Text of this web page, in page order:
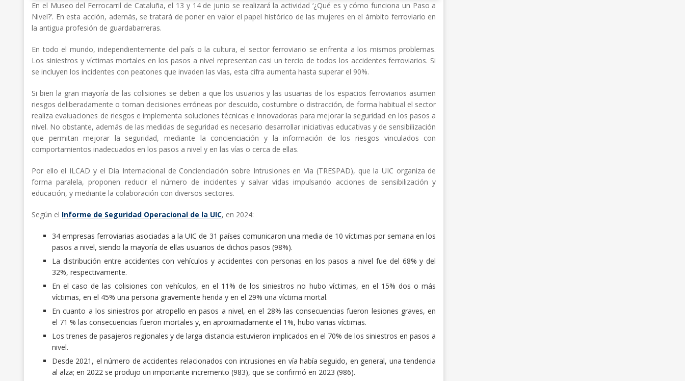
En el Museo del Ferrocarril de Cataluña, el 13 y 14 de junio se realizará la actividad ‘¿Qué es y cómo funciona un Paso a
Nivel?’. En esta acción, además, se tratará de poner en valor el papel histórico de las mujeres en el ámbito ferroviario en
la antigua profesión de guardabarreras.
En todo el mundo, independientemente del país o la cultura, el sector ferroviario se enfrenta a los mismos problemas.
Los siniestros y víctimas mortales en los pasos a nivel representan casi un tercio de todos los accidentes ferroviarios. Si
se incluyen los incidentes con peatones que invaden las vías, esta cifra aumenta hasta superar el 90%.
Si bien la gran mayoría de las colisiones se deben a que los usuarios y las usuarias de los espacios ferroviarios asumen
riesgos deliberadamente o toman decisiones erróneas por descuido, costumbre o distracción, de forma habitual el sector
realiza evaluaciones de riesgos e implementa soluciones técnicas e innovadoras para mejorar la seguridad en los pasos a
nivel. No obstante, además de las medidas de seguridad es necesario desarrollar iniciativas educativas y de sensibilización
que permitan mejorar la seguridad, mediante la concienciación y la información de los riesgos vinculados con
comportamientos inadecuados en los pasos a nivel y en las vías o cerca de ellas.
Por ello el ILCAD y el Día Internacional de Concienciación sobre Intrusiones en Vía (TRESPAD), que la UIC organiza de
forma paralela, proponen reducir el número de incidentes y salvar vidas impulsando acciones de sensibilización y
educación, y mediante la colaboración con diversos sectores.
Según el Informe de Seguridad Operacional de la UIC, en 2024:
34 empresas ferroviarias asociadas a la UIC de 31 países comunicaron una media de 10 víctimas por semana en los
pasos a nivel, siendo la mayoría de ellas usuarios de dichos pasos (98%).
La distribución entre accidentes con vehículos y accidentes con personas en los pasos a nivel fue del 68% y del
32%, respectivamente.
En el caso de las colisiones con vehículos, en el 11% de los siniestros no hubo víctimas, en el 15% dos o más
víctimas, en el 45% una persona gravemente herida y en el 29% una víctima mortal.
En cuanto a los siniestros por atropello en pasos a nivel, en el 28% las consecuencias fueron lesiones graves, en
el 71 % las consecuencias fueron mortales y, en aproximadamente el 1%, hubo varias víctimas.
Los trenes de pasajeros regionales y de larga distancia estuvieron implicados en el 70% de los siniestros en pasos a
nivel.
Desde 2021, el número de accidentes relacionados con intrusiones en vía había seguido, en general, una tendencia
al alza; en 2022 se produjo un importante incremento (983), que se confirmó en 2023 (986).